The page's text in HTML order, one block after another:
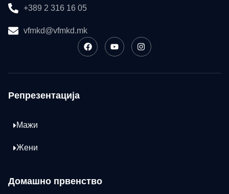
+389 2 316 16 05
vfmkd@vfmkd.mk
Репрезентација
Мажи
Жени
Домашно првенство